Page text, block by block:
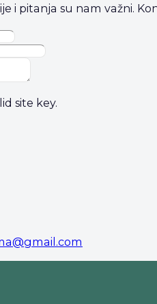
i pitanja su nam važni.
site key.